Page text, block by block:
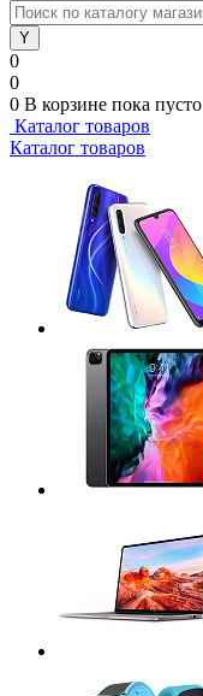
0
0
0 В корзине пока пусто
Каталог товаров
Каталог товаров